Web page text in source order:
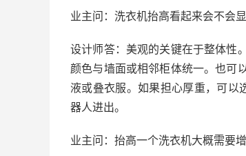
业主问：洗衣机抬高看起来会不会
设计师答：美观的关键在于整体性
颜色与墙面或相邻柜体统一。也可
液或叠衣服。如果担心厚重，可以
器人进出。
业主问：抬高一个洗衣机大概需要